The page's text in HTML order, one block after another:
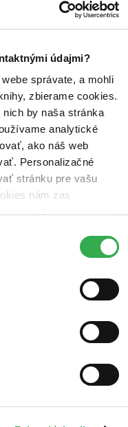
údajmi?
správate, a mohli
zbierame cookies.
nich by naša stránka
analytické
ako náš web
Personalizačné
stránku pre vašu
nám zas
cookies. Ďakujeme!